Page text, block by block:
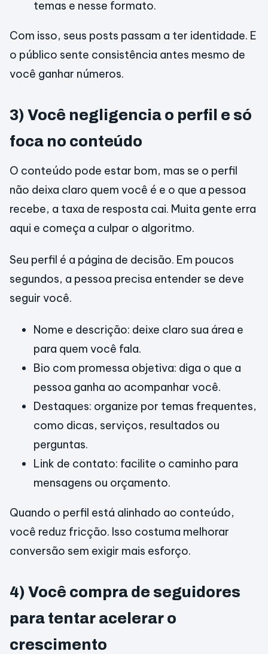
temas e nesse formato.
Com isso, seus posts passam a ter identidade. E
o público sente consistência antes mesmo de
você ganhar números.
3) Você negligencia o perfil e só
foca no conteúdo
O conteúdo pode estar bom, mas se o perfil
não deixa claro quem você é e o que a pessoa
recebe, a taxa de resposta cai. Muita gente erra
aqui e começa a culpar o algoritmo.
Seu perfil é a página de decisão. Em poucos
segundos, a pessoa precisa entender se deve
seguir você.
Nome e descrição: deixe claro sua área e
para quem você fala.
Bio com promessa objetiva: diga o que a
pessoa ganha ao acompanhar você.
Destaques: organize por temas frequentes,
como dicas, serviços, resultados ou
perguntas.
Link de contato: facilite o caminho para
mensagens ou orçamento.
Quando o perfil está alinhado ao conteúdo,
você reduz fricção. Isso costuma melhorar
conversão sem exigir mais esforço.
4) Você compra de seguidores
para tentar acelerar o
crescimento